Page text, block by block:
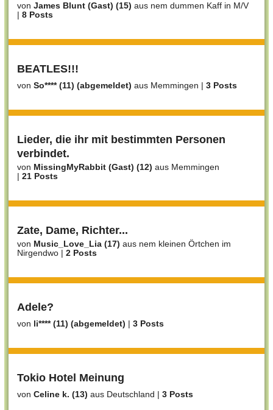
von James Blunt (Gast) (15) aus nem dummen Kaff in M/V
| 8 Posts
BEATLES!!!
von So**** (11) (abgemeldet) aus Memmingen | 3 Posts
Lieder, die ihr mit bestimmten Personen
verbindet.
von MissingMyRabbit (Gast) (12) aus Memmingen
| 21 Posts
Zate, Dame, Richter...
von Music_Love_Lia (17) aus nem kleinen Örtchen im
Nirgendwo | 2 Posts
Adele?
von li**** (11) (abgemeldet) | 3 Posts
Tokio Hotel Meinung
von Celine k. (13) aus Deutschland | 3 Posts